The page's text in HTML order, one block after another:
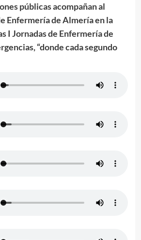
públicas acompañan al
Enfermería de Almería en la
I Jornadas de Enfermería de
“donde cada segundo